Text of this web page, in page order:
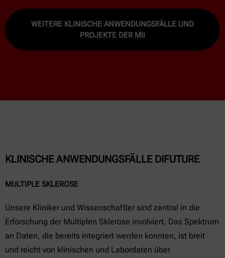
WEITERE KLINISCHE ANWENDUNGSFÄLLE UND
PROJEKTE DER MII
KLINISCHE ANWENDUNGSFÄLLE DIFUTURE
MULTIPLE SKLEROSE
Unsere Kliniker und Wissenschaftler sind zentral in die
Erforschung der Multiplen Sklerose involviert. Das Spektrum
an Daten, die bereits integriert werden konnten, ist breit
und reicht von klinischen und Labordaten über